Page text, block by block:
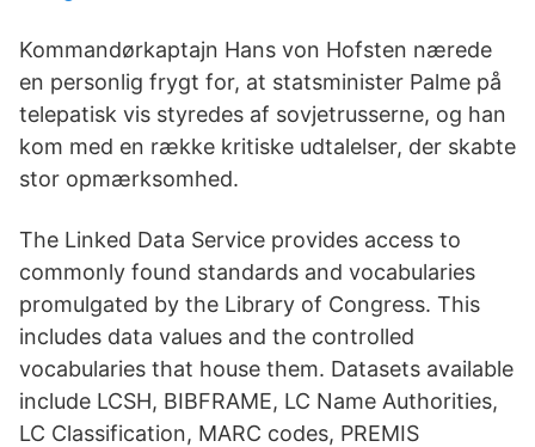
Kommandørkaptajn Hans von Hofsten nærede
en personlig frygt for, at statsminister Palme på
telepatisk vis styredes af sovjetrusserne, og han
kom med en række kritiske udtalelser, der skabte
stor opmærksomhed.
The Linked Data Service provides access to
commonly found standards and vocabularies
promulgated by the Library of Congress. This
includes data values and the controlled
vocabularies that house them. Datasets available
include LCSH, BIBFRAME, LC Name Authorities,
LC Classification, MARC codes, PREMIS